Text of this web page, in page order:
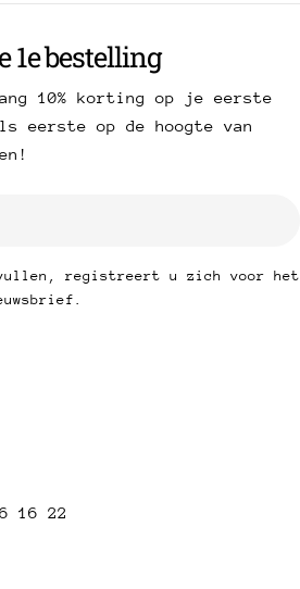
16 22
1e bestelling
10% korting op je eerste
op de hoogte van
registreert u zich voor het